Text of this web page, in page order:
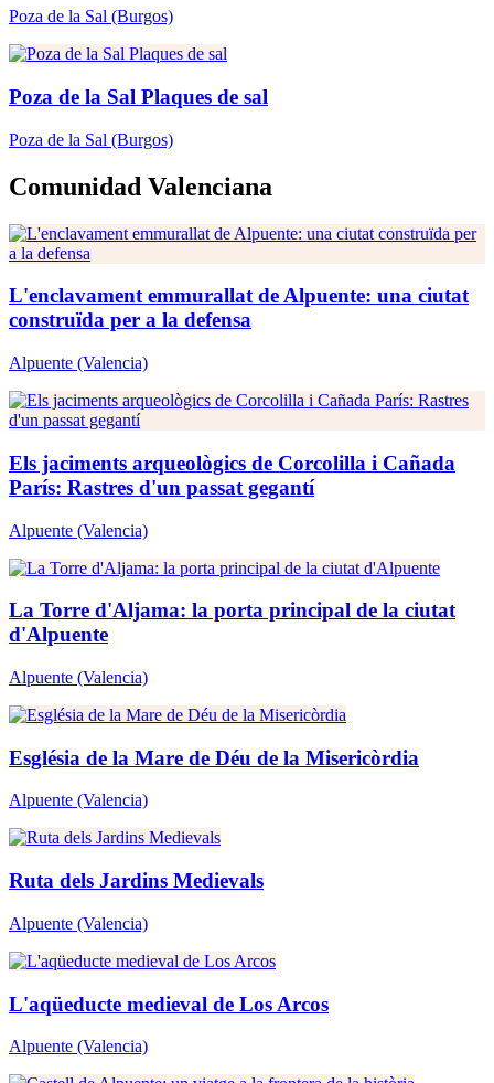
Poza de la Sal (Burgos)
Poza de la Sal Plaques de sal
Poza de la Sal (Burgos)
Comunidad Valenciana
L'enclavament emmurallat de Alpuente: una ciutat
construïda per a la defensa
Alpuente (Valencia)
Els jaciments arqueològics de Corcolilla i Cañada
París: Rastres d'un passat gegantí
Alpuente (Valencia)
La Torre d'Aljama: la porta principal de la ciutat
d'Alpuente
Alpuente (Valencia)
Església de la Mare de Déu de la Misericòrdia
Alpuente (Valencia)
Ruta dels Jardins Medievals
Alpuente (Valencia)
L'aqüeducte medieval de Los Arcos
Alpuente (Valencia)